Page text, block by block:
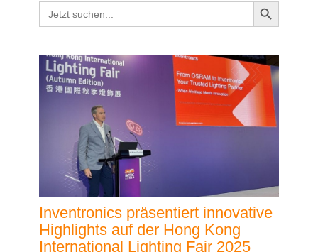
Inventronics präsentiert innovative
Highlights auf der Hong Kong
International Lighting Fair 2025
November 27, 2025